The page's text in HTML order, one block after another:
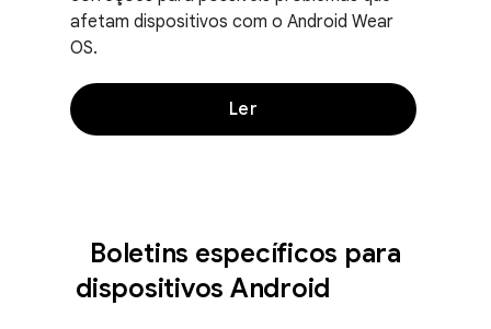
afetam dispositivos com o Android Wear
OS.
Ler
Boletins específicos para
dispositivos Android